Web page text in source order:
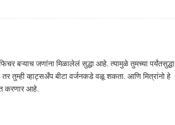
बऱ्याच जणांना मिळालेलं सुद्धा आहे. त्यामुळे तुमच्या पर्यंतसुद्धा
तुम्ही व्हाट्सअँप बीटा वर्जनकडे वळू शकता. आणि मित्रांनो हे
करणार आहे.